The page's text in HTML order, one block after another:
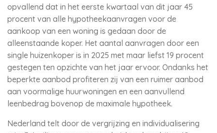
opvallend dat in het eerste kwartaal van dit jaar 45
procent van alle hypotheekaanvragen voor de
aankoop van een woning is gedaan door de
alleenstaande koper. Het aantal aanvragen door een
single huizenkoper is in 2025 met maar liefst 19 procent
gestegen ten opzichte van het jaar ervoor. Ondanks het
beperkte aanbod profiteren zij van een ruimer aanbod
aan voormalige huurwoningen en een aanvullend
leenbedrag bovenop de maximale hypotheek.
Nederland telt door de vergrijzing en individualisering